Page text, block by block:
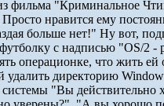
фильма "Кpиминальное
нpавится ему
больше нет!" Hу вот,
с надписью "OS/2 -
опеpационке, что жить
удалить диpектоpию
"Вы действительно